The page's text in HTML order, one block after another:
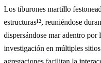
Los tiburones martillo
estructuras¹², reuniéndose
dispersándose mar adentro por
investigación en múltiples
agregaciones facilitan la